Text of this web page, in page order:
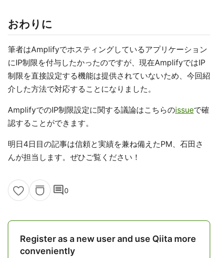
おわりに
筆者はAmplifyでホスティングしているアプリケーション
にIP制限を付与したかったのですが、現在AmplifyではIP
制限を直接設定する機能は提供されていないため、今回紹
介した方法で対応することになりました。
AmplifyでのIP制限設定に関する議論はこちらのissueで確
認することができます。
明日4日目の記事は信頼と実績を兼ね備えたPM、石田さ
んが担当します。ぜひご覧ください！
comment0
Register as a new user and use Qiita more
conveniently